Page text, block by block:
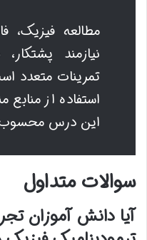
مطالعه فیزیک،
نیازمند
تمرینات متعدد
استفاده از
این درس
سوالات متداول
آیا دانش آموزان